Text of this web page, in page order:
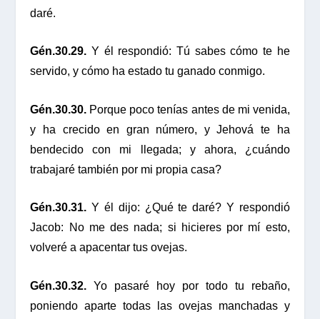
daré.
Gén.30.29. Y él respondió: Tú sabes cómo te he
servido, y cómo ha estado tu ganado conmigo.
Gén.30.30. Porque poco tenías antes de mi venida,
y ha crecido en gran número, y Jehová te ha
bendecido con mi llegada; y ahora, ¿cuándo
trabajaré también por mi propia casa?
Gén.30.31. Y él dijo: ¿Qué te daré? Y respondió
Jacob: No me des nada; si hicieres por mí esto,
volveré a apacentar tus ovejas.
Gén.30.32. Yo pasaré hoy por todo tu rebaño,
poniendo aparte todas las ovejas manchadas y